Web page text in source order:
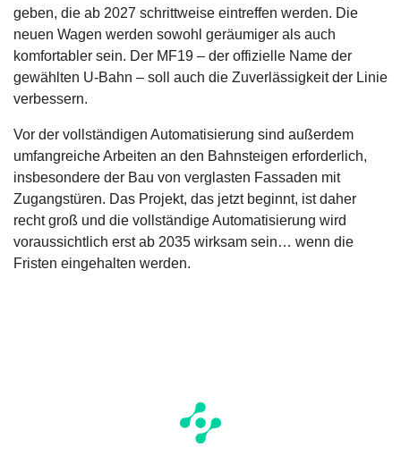
geben, die ab 2027 schrittweise eintreffen werden. Die
neuen Wagen werden sowohl geräumiger als auch
komfortabler sein. Der MF19 – der offizielle Name der
gewählten U-Bahn – soll auch die Zuverlässigkeit der Linie
verbessern.
Vor der vollständigen Automatisierung sind außerdem
umfangreiche Arbeiten an den Bahnsteigen erforderlich,
insbesondere der Bau von verglasten Fassaden mit
Zugangstüren. Das Projekt, das jetzt beginnt, ist daher
recht groß und die vollständige Automatisierung wird
voraussichtlich erst ab 2035 wirksam sein… wenn die
Fristen eingehalten werden.